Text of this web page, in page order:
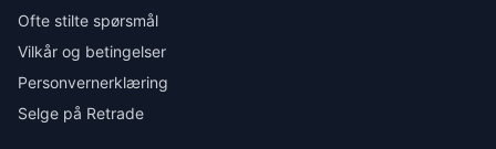
Ofte stilte spørsmål
Vilkår og betingelser
Personvernerklæring
Selge på Retrade